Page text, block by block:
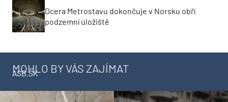
Dcera Metrostavu dokončuje v Norsku obří
podzemní úložiště
MOHLO BY VÁS ZAJÍMAT
ASB.SK